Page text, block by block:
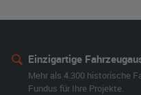
Einzigartige
Mehr als 4.300 historische
Fundus für Ihre Projekte.